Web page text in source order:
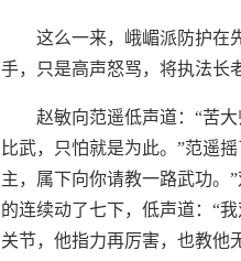
这么一来，峨嵋派防护在
手，只是高声怒骂，将执法长
赵敏向范遥低声道：“苦
比武，只怕就是为此。”范遥
主，属下向你请教一路武功。
的连续动了七下，低声道：“
关节，他指力再厉害，也教他